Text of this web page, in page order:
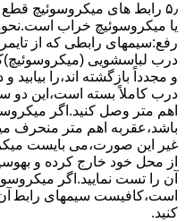
۵٫ رابط های ﻣﯿﮑﺮوﺳﻮﺋﯿﭻ
ﯾﺎ ﻣﯿﮑﺮوﺳﻮﺋﯿﭻ ﺧﺮاب
رفع:سیمهای راﺑﻄﯽ ﮐﻪ از
درب لباسشویی
و مجدداً بازگشته اند،را ﺑﯿﺎﺑﯿﺪ و
درب کاملاً ﺑﺴﺘﻪ اﺳﺖ،اﯾﻦ دو
اﻫﻢ ﻣﺘﺮ وصل کنید.اﮔﺮ
ﺑﺎﺷﺪ،ﻋﻘﺮﺑﻪ اهم متر ﻣﻨﺤﺮف
ﻏﯿﺮ اﯾﻦ ﺻﻮرت،می بایست
از ﻣﺤﻞ خود ﺧﺎرج کرده و
آن را ﺗﺴﺖ ﻧﻤﺎﯾﯿﺪ.اﮔﺮ
اﺳﺖ،ﮐﺎﻓﯿﺴﺖ سیمهای راﺑﻄ
کنید.